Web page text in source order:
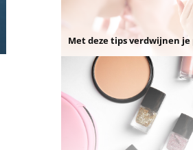
Met deze tips verdwijnen